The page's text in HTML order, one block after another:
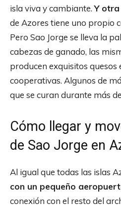
isla viva y cambiante.Y otra
de Azores tiene uno propio
Pero Sao Jorge se lleva la
cabezas de ganado, las
producen exquisitos quesos
cooperativas. Algunos de
que se curan durante más
Cómo llegar y
de Sao Jorge en
Al igual que todas las islas
con un pequeño
conexión con el resto del